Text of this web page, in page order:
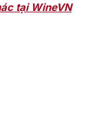
tại WineVN